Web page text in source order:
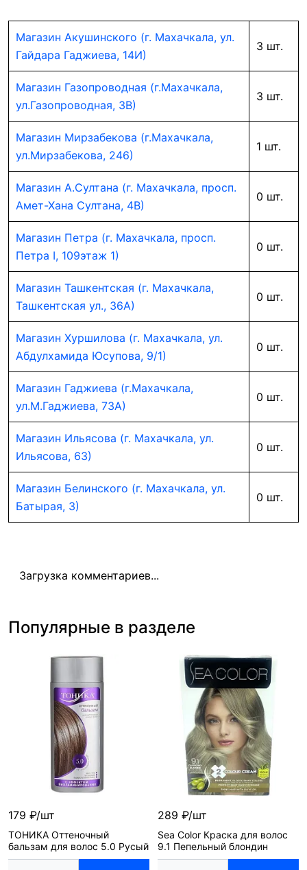
Магазин Акушинского (г. Махачкала, ул.
Гайдара Гаджиева, 14И)
3 шт.
Магазин Газопроводная (г.Махачкала,
ул.Газопроводная, 3В)
3 шт.
Магазин Мирзабекова (г.Махачкала,
ул.Мирзабекова, 246)
1 шт.
Магазин А.Султана (г. Махачкала, просп.
Амет-Хана Султана, 4В)
0 шт.
Магазин Петра (г. Махачкала, просп.
Петра I, 109этаж 1)
0 шт.
Магазин Ташкентская (г. Махачкала,
Ташкентская ул., 36А)
0 шт.
Магазин Хуршилова (г. Махачкала, ул.
Абдулхамида Юсупова, 9/1)
0 шт.
Магазин Гаджиева (г.Махачкала,
ул.М.Гаджиева, 73А)
0 шт.
Магазин Ильясова (г. Махачкала, ул.
Ильясова, 63)
0 шт.
Магазин Белинского (г. Махачкала, ул.
Батырая, 3)
0 шт.
Загрузка комментариев...
Популярные в разделе
179 ₽/шт
ТОНИКА Оттеночный
бальзам для волос 5.0 Русый
289 ₽/шт
Sea Color Краска для волос
9.1 Пепельный блондин